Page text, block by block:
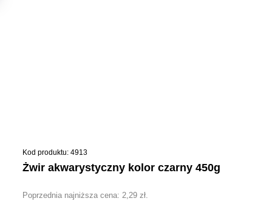
Kod produktu: 4913
żwir akwarystyczny kolor czarny 450g
Poprzednia najniższa cena:2,29zł.